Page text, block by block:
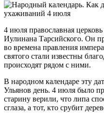
4 июля православная
Иулинана Тарсийского. Он
во времена правления
святого стали известны
происходят рядом с ними.
В народном календаре эту
Ульянов день. 4 июля было
старину верили, что липа
сглаза, а тот, кто срубит